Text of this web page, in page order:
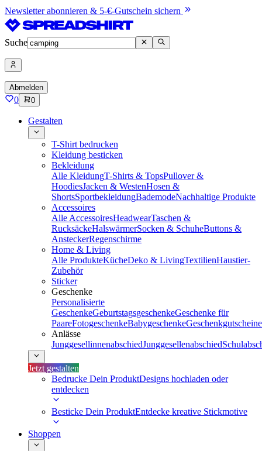
Newsletter abonnieren & 5-€-Gutschein sichern
Suche
Abmelden
0 0
Gestalten
T-Shirt bedrucken
Kleidung besticken
Bekleidung
Alle KleidungT-Shirts & TopsPullover &
HoodiesJacken & WestenHosen &
ShortsSportbekleidungBademodeNachhaltige Produkte
Accessoires
Alle AccessoiresHeadwearTaschen &
RucksäckeHalswärmerSocken & SchuheButtons &
AnsteckerRegenschirme
Home & Living
Alle ProdukteKücheDeko & LivingTextilienHaustier-
Zubehör
Sticker
Geschenke
Personalisierte
GeschenkeGeburtstagsgeschenkeGeschenke für
PaareFotogeschenkeBabygeschenkeGeschenkgutscheine
Anlässe
JunggesellinnenabschiedJunggesellenabschied
Jetzt gestalten
Bedrucke Dein ProduktDesigns hochladen oder
entdecken
Besticke Dein ProduktEntdecke kreative Stickmotive
Shoppen